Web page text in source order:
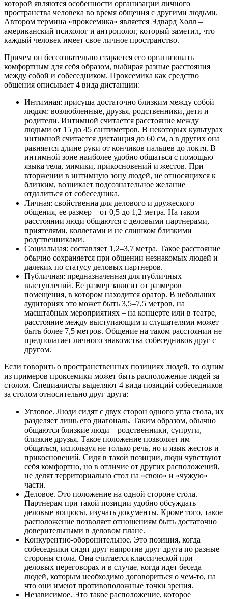
которой являются особенности организации личного
пространства человека во время общения с другими людьми.
Автором термина «проксемика» является Эдвард Холл –
американский психолог и антрополог, который заметил, что
каждый человек имеет свое личное пространство.
Причем он бессознательно старается его организовать
комфортным для себя образом, выбирая разные расстояния
между собой и собеседником. Проксемика как средство
общения описывает 4 вида дистанции:
Интимная: присуща достаточно близким между собой
людям: возлюбленные, друзья, родственники, дети и
родители. Интимной считается расстояние между
людьми от 15 до 45 сантиметров. В некоторых культурах
интимной считается дистанция до 60 см, а в других она
равняется длине руки от кончиков пальцев до локтя. В
интимной зоне наиболее удобно общаться с помощью
языка тела, мимики, прикосновений и жестов. При
вторжении в интимную зону людей, не относящихся к
близким, возникает подсознательное желание
отдалиться от собеседника.
Личная: свойственна для делового и дружеского
общения, ее размер – от 0,5 до 1,2 метра. На таком
расстоянии люди общаются с деловыми партнерами,
приятелями, коллегами и не слишком близкими
родственниками.
Социальная: составляет 1,2–3,7 метра. Такое расстояние
обычно сохраняется при общении незнакомых людей и
далеких по статусу деловых партнеров.
Публичная: предназначенная для публичных
выступлений. Ее размер зависит от размеров
помещения, в котором находится оратор. В небольших
аудиториях это может быть 3,5–7,5 метров, на
масштабных мероприятиях – на концерте или в театре,
расстояние между выступающим и слушателями может
быть более 7,5 метров. Общение на таком расстоянии не
предполагает личного знакомства собеседников друг с
другом.
Если говорить о пространственных позициях людей, то одним
из примеров проксемики может быть расположение людей за
столом. Специалисты выделяют 4 вида позиций собеседников
за столом относительно друг друга:
Угловое. Люди сидят с двух сторон одного угла стола, их
разделяет лишь его диагональ. Таким образом, обычно
общаются близкие люди – родственники, супруги,
близкие друзья. Такое положение позволяет им
общаться, используя не только речь, но и язык жестов и
прикосновений. Сидя в такой позиции, люди чувствуют
себя комфортно, но в отличие от других расположений,
не делят территориально стол на «свою» и «чужую»
части.
Деловое. Это положение на одной стороне стола.
Партнерам при такой позиции удобно обсуждать
деловые вопросы, изучать документы. Кроме того, такое
расположение позволяет отношениям быть достаточно
доверительными в деловом плане.
Конкурентно-оборонительное. Это позиция, когда
собеседники сидят друг напротив друг друга по разные
стороны стола. Она считается классической при
деловых переговорах и в случае, когда идет беседа
людей, которым необходимо договориться о чем-то, на
что они имеют противоположные точки зрения.
Независимое. Это такое расположение, которое